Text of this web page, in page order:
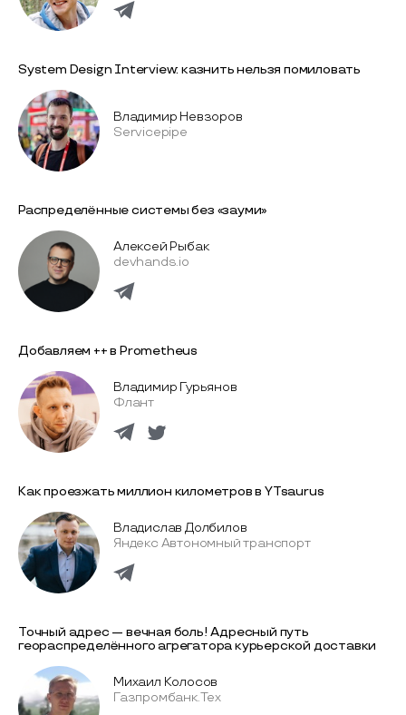
System Design Interview: казнить нельзя помиловать
Владимир Невзоров
Servicepipe
Распределённые системы без «зауми»
Алексей Рыбак
devhands.io
Добавляем ++ в Prometheus
Владимир Гурьянов
Флант
Как проезжать миллион километров в YTsaurus
Владислав Долбилов
Яндекс Автономный транспорт
Точный адрес — вечная боль! Адресный путь
геораспределённого агрегатора курьерской доставки
Михаил Колосов
Газпромбанк.Тех